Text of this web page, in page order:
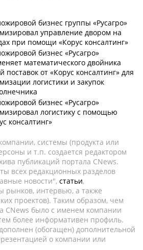
бизнес группы «Русагро»
управление двором на
при помощи «Корус консалтинг»
бизнес «Русагро»
математического двойника
поставок от «Корус консалтинг» для
логистики и закупок
бизнес «Русагро»
логистику с помощью
консалтинг»
системы (продукта или
и т.п. создается редактором
публикаций портала CNews.
всех редакционных разделов
новости", статьи,
рынков, интервью, а также
проектов). Таким образом, чем
CNews было с именем компании
более информативен профиль.
(обогащен) дополнительной
о компании или